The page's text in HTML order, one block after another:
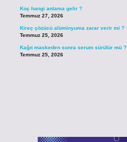
Koç hangi anlama gelir ?
Temmuz 27, 2026
Kireç çözücü alüminyuma zarar verir mi ?
Temmuz 25, 2026
Kağıt maskeden sonra serum sürülür mü ?
Temmuz 25, 2026